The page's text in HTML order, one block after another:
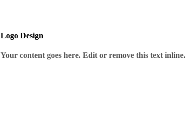
Logo Design
Your content goes here. Edit or remove this text inline.